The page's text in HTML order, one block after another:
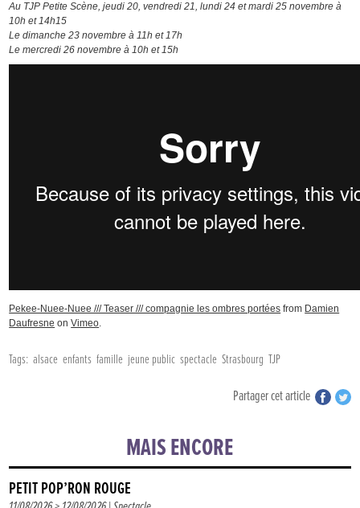
Au TJP Petite Scène, jeudi 20, vendredi 21, lundi 24 et mardi 25 novembre à
10h et 14h15
Le dimanche 23 novembre à 11h et 17h
Le mercredi 26 novembre à 10h et 15h
Pekee-Nuee-Nuee /// Teaser /// compagnie les ombres portées from Damien
Daufresne onVimeo.
Tags: alsace enfants famille jeune public spectacle Strasbourg TJP
Partager cet article
MAIS ENCORE
PETIT POP’RON ROUGE